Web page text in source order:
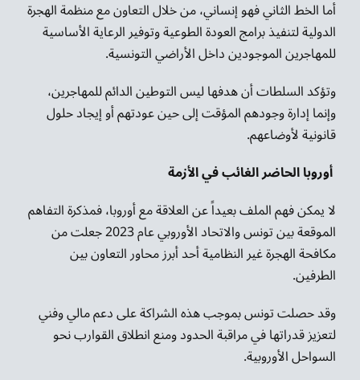
أما الخط الثاني فهو إنساني، من خلال التعاون مع منظمة الهجرة
الدولية لتنفيذ برامج العودة الطوعية وتوفير الرعاية الأساسية
للمهاجرين الموجودين داخل الأراضي التونسية.
وتؤكد السلطات أن هدفها ليس التوطين الدائم للمهاجرين،
وإنما إدارة وجودهم المؤقت إلى حين عودتهم أو إيجاد حلول
قانونية لأوضاعهم.
أوروبا الحاضر الغائب في الأزمة
لا يمكن فهم الملف بعيداً عن العلاقة مع أوروبا، فمذكرة التفاهم
الموقعة بين تونس والاتحاد الأوروبي عام 2023 جعلت من
مكافحة الهجرة غير النظامية أحد أبرز محاور التعاون بين
الطرفين.
وقد حصلت تونس بموجب هذه الشراكة على دعم مالي وفني
لتعزيز قدراتها في مراقبة الحدود ومنع انطلاق القوارب نحو
السواحل الأوروبية.